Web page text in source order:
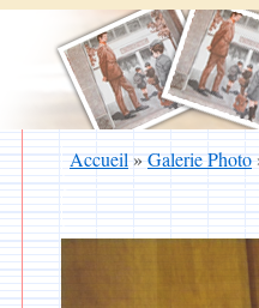
Accueil»Galerie Photo